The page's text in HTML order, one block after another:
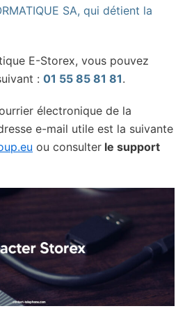
SA, qui détient la
E-Storex, vous pouvez
: 01 55 85 81 81.
électronique de la
e-mail utile est la suivante
ou consulter le support